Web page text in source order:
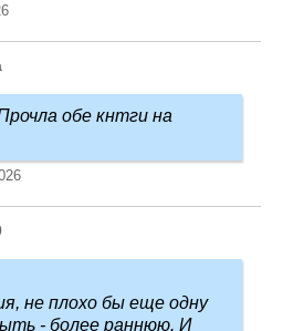
обе кнтги на
не плохо бы еще одну
- более раннюю. И